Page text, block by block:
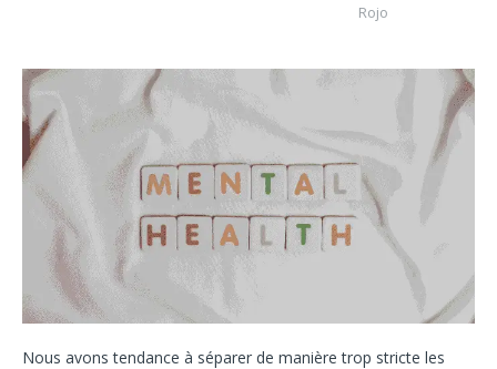
Rojo
Nous avons tendance à séparer de manière trop stricte les